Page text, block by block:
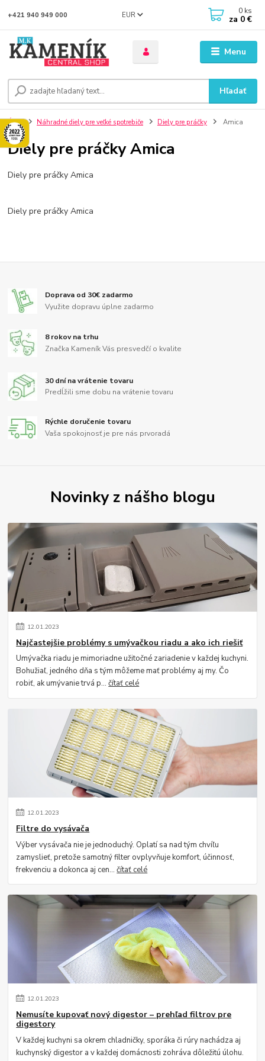
Menu
EUR
Hľadať
+421 940 949 000 0 ks
za 0 €
Úvod Náhradné diely pre veľké spotrebiče Diely pre práčky Amica
Diely pre práčky Amica
Diely pre práčky Amica
Diely pre práčky Amica
Doprava od 30€ zadarmo
Využite dopravu úplne zadarmo
8 rokov na trhu
Značka Kameník Vás presvedčí o kvalite
30 dní na vrátenie tovaru
Predĺžili sme dobu na vrátenie tovaru
Rýchle doručenie tovaru
Vaša spokojnosť je pre nás prvoradá
Novinky z nášho blogu
12.01.2023
Najčastejšie problémy s umývačkou riadu a ako ich riešiť
Umývačka riadu je mimoriadne užitočné zariadenie v každej kuchyni.
Bohužiaľ, jedného dňa s tým môžeme mať problémy aj my. Čo
robiť, ak umývanie trvá p...čítať celé
12.01.2023
Filtre do vysávača
Výber vysávača nie je jednoduchý. Oplatí sa nad tým chvíľu
zamyslieť, pretože samotný filter ovplyvňuje komfort, účinnosť,
frekvenciu a dokonca aj cen...čítať celé
12.01.2023
Nemusíte kupovať nový digestor – prehľad filtrov pre
digestory
V každej kuchyni sa okrem chladničky, sporáka či rúry nachádza aj
kuchynský digestor a v každej domácnosti zohráva dôležitú úlohu.